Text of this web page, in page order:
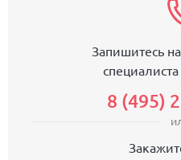
Запишитесь
8 (495)